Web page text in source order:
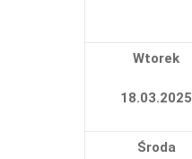
Wtorek
18.03.2025
Środa